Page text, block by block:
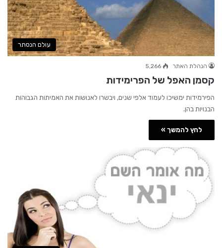
עולם הנסתר
הנהלת האתר 5,266
קסמן האפל של הפרימידות
הפירמידות ימשיכו לעמוד אלפי שנים, ויבשרו לאנושות את האמיתות הגבוהות
הבנויות בהן.
לחץ להמשך »